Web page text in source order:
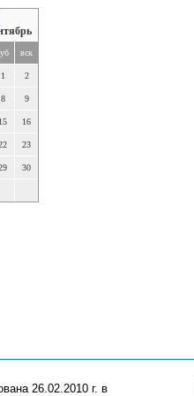
вск
1 2
8 9
15 16
23
30
26.02.2010 г. в